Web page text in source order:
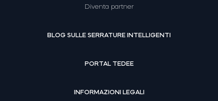
Diventa partner
BLOG SULLE SERRATURE INTELLIGENTI
PORTAL TEDEE
INFORMAZIONI LEGALI